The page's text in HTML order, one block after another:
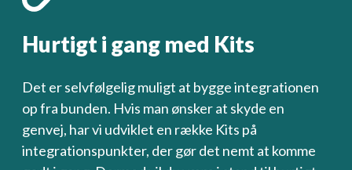
Hurtigt i gang med Kits
Det er selvfølgelig muligt at bygge integrationen
op fra bunden. Hvis man ønsker at skyde en
genvej, har vi udviklet en række Kits på
integrationspunkter, der gør det nemt at komme